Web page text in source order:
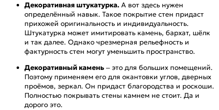
Декоративная штукатурка. А вот здесь нужен
определённый навык. Такое покрытие стен придаст
прихожей оригинальность и индивидуальность.
Штукатурка может имитировать камень, бархат, шёлк
и так далее. Однако чрезмерная рельефность и
фактурность стен могут уменьшить пространство.
Декоративный камень – это для больших помещений.
Поэтому применяем его для окантовки углов, дверных
проёмов, зеркал. Он придаст благородства и роскоши.
Полностью покрывать стены камнем не стоит. Да и
дорого это.